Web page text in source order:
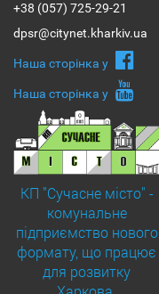
+38 (057) 725-29-21
dpsr@citynet.kharkiv.ua
Наша сторiнка у
Наша сторiнка у
КП "Сучасне місто" -
комунальне
підприємство нового
формату, що працює
для розвитку